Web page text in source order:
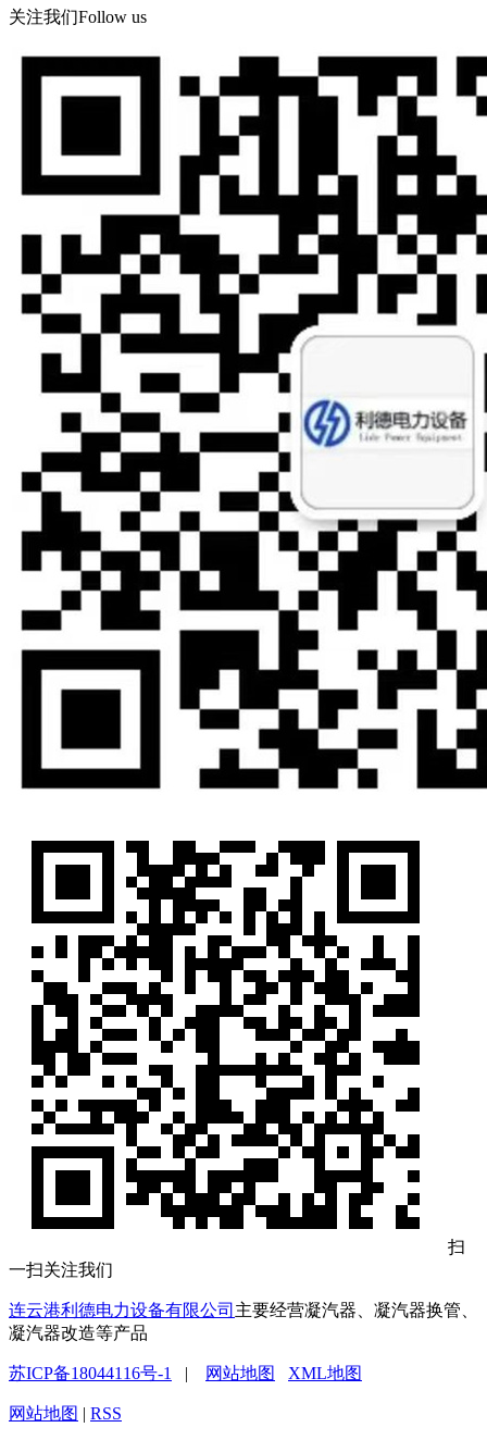
关注我们Follow us
扫
一扫关注我们
连云港利德电力设备有限公司 主要经营凝汽器、凝汽器换管、
凝汽器改造等产品
苏ICP备18044116号-1 | 网站地图 XML地图
网站地图 | RSS